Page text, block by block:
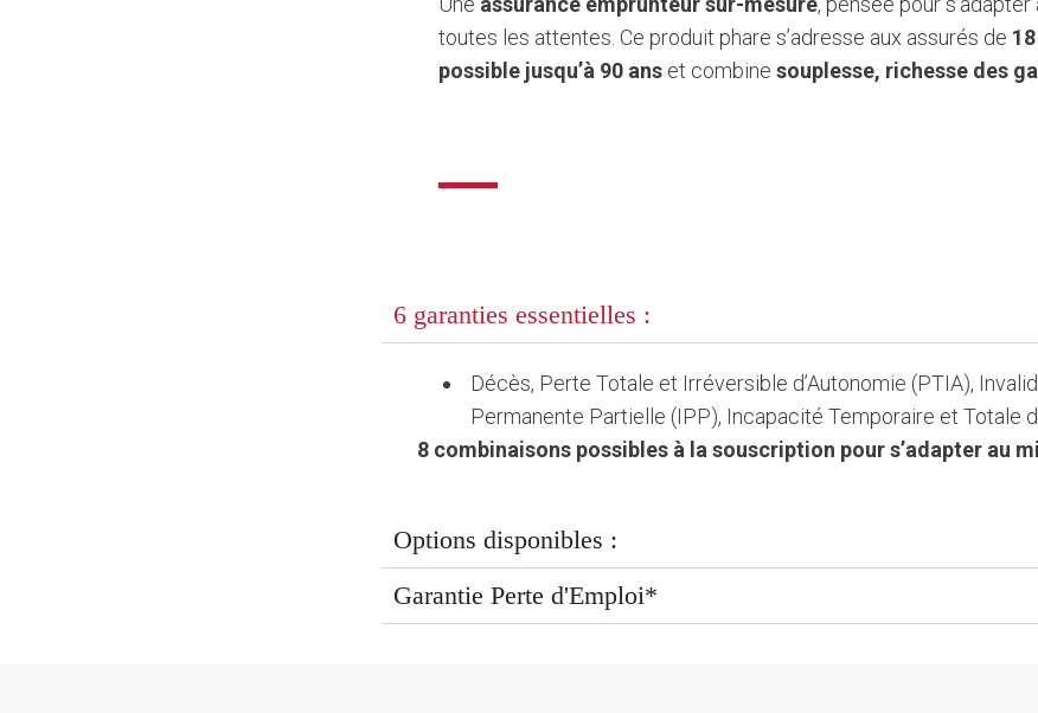
toutes les attentes. Ce produit phare s’adresse aux assurés de
possible jusqu’à 90 anset combine souplesse, richesse des
6 garanties essentielles :
Décès, Perte Totale et Irréversible d’Autonomie (PTIA),
Permanente Partielle (IPP), Incapacité Temporaire et Totale
8 combinaisons possibles à la souscription pour s’adapter au
Options disponibles :
Garantie Perte d'Emploi*